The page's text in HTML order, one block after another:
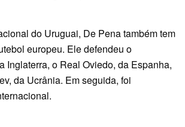
do Uruguai, De Pena também tem
europeu. Ele defendeu o
Inglaterra, o Real Oviedo, da Espanha,
da Ucrânia. Em seguida, foi